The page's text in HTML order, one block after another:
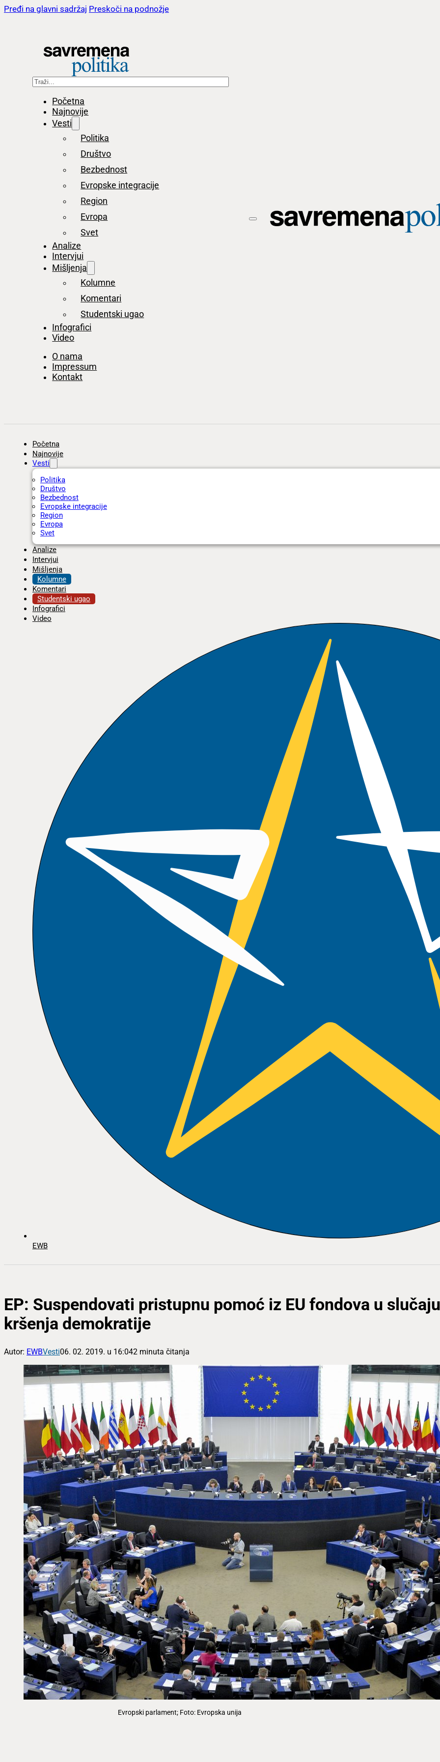
Pređi na glavni sadržaj Preskoči na podnožje
Pretraga
Početna
Najnovije
Vesti
Politika
Društvo
Bezbednost
Evropske integracije
Region
Evropa
Svet
Analize
Intervjui
Mišljenja
Kolumne
Komentari
Studentski ugao
Infografici
Video
O nama
Impressum
Kontakt
Početna
Najnovije
Vesti
Politika
Društvo
Bezbednost
Evropske integracije
Region
Evropa
Svet
Analize
Intervjui
Mišljenja
Kolumne
Komentari
Studentski ugao
Infografici
Video
EWB
EP: Suspendovati pristupnu pomoć iz EU fondova u slučaju
kršenja demokratije
Autor: EWBVesti06. 02. 2019. u 16:042 minuta čitanja
Evropski parlament; Foto: Evropska unija